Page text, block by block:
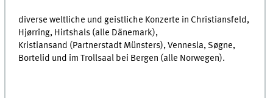
diverse weltliche und geistliche Konzerte in Christiansfeld,
Hjørring, Hirtshals (alle Dänemark),
Kristiansand (Partnerstadt Münsters), Vennesla, Søgne,
Bortelid und im Trollsaal bei Bergen (alle Norwegen).